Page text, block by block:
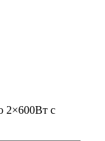
2×600Вт с